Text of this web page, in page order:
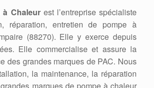
à Chaleurest l’entreprise spécialiste
réparation, entretien de pompe à
(88270). Elle y exerce depuis
Elle commercialise et assure la
des grandes marques de PAC. Nous
la maintenance, la réparation